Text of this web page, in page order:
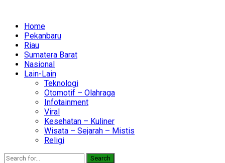
Home
Pekanbaru
Riau
Sumatera Barat
Nasional
Lain-Lain
Teknologi
Otomotif – Olahraga
Infotainment
Viral
Kesehatan – Kuliner
Wisata – Sejarah – Mistis
Religi
Search